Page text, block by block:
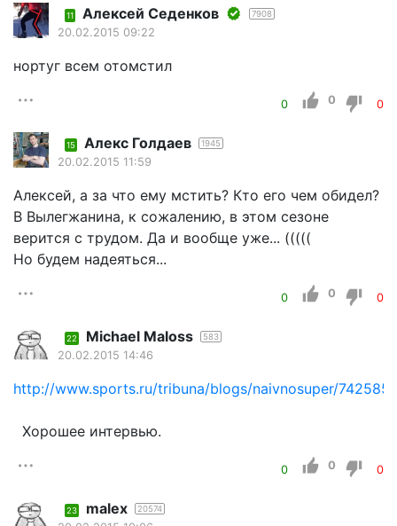
11 Алексей Седенков 7908
20.02.2015 09:22
нортуг всем отомстил
0 0 0
15 Алекс Голдаев 1945
20.02.2015 11:59
Алексей, а за что ему мстить? Кто его чем обидел?
В Вылегжанина, к сожалению, в этом сезоне
верится с трудом. Да и вообще уже... (((((
Но будем надеяться...
0 0 0
22 Michael Maloss 583
20.02.2015 14:46
http://www.sports.ru/tribuna/blogs/naivnosuper/
Хорошее интервью.
0 0 0
23 malex 20574